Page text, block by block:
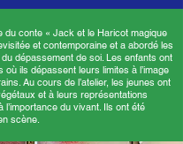
du conte « Jack et le Haricot magique
et contemporaine et a abordé les
dépassement de soi. Les enfants ont
où ils dépassent leurs limites à l’image
Au cours de l’atelier, les jeunes ont
et à leurs représentations
l’importance du vivant. Ils ont été
scène.